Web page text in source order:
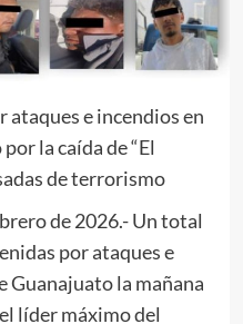
ataques e incendios en
la caída de “El
de terrorismo
de 2026.- Un total
por ataques e
Guanajuato la mañana
líder máximo del